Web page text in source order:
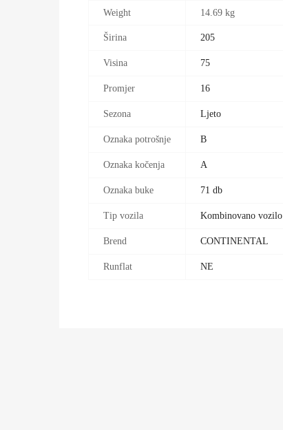
Weight 14.69 kg
Širina 205
Visina 75
Promjer 16
Sezona Ljeto
Oznaka potrošnje B
Oznaka kočenja A
Oznaka buke 71 db
Tip vozila Kombinovano vozilo
Brend CONTINENTAL
Runflat NE